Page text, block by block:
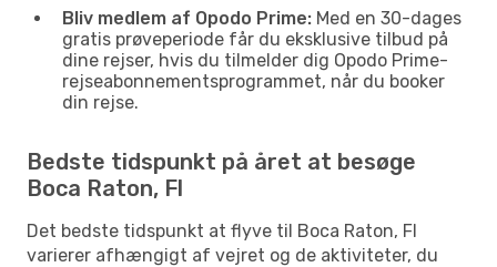
Bliv medlem af Opodo Prime: Med en 30-dages
gratis prøveperiode får du eksklusive tilbud på
dine rejser, hvis du tilmelder dig Opodo Prime-
rejseabonnementsprogrammet, når du booker
din rejse.
Bedste tidspunkt på året at besøge
Boca Raton, Fl
Det bedste tidspunkt at flyve til Boca Raton, Fl
varierer afhængigt af vejret og de aktiviteter, du